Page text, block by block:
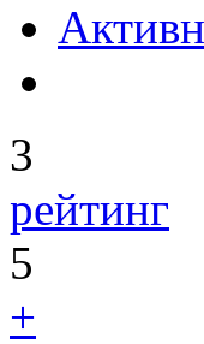
3
рейтинг
5
+